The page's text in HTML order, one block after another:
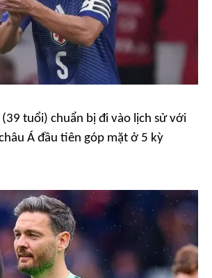
(39 tuổi) chuẩn bị đi vào lịch sử với
Á đầu tiên góp mặt ở 5 kỳ